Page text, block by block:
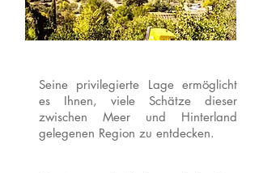
Seine privilegierte Lage ermöglicht
es Ihnen, viele Schätze dieser
zwischen Meer und Hinterland
gelegenen Region zu entdecken.